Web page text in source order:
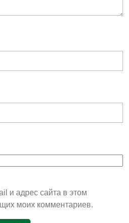
и адрес сайта в этом
моих комментариев.